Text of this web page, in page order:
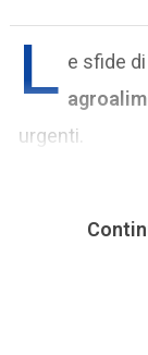
L e sfide
urgenti.